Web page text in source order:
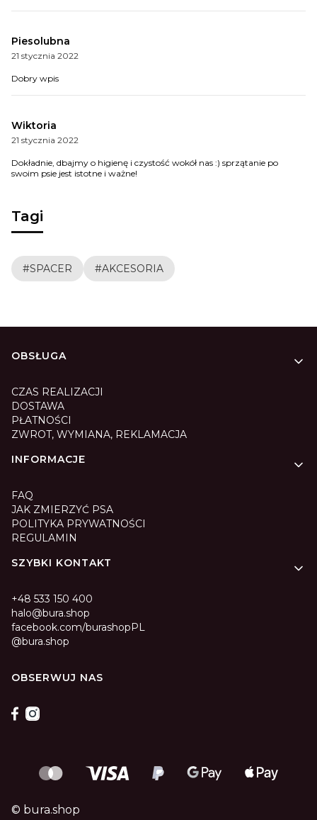
Piesolubna
21 stycznia 2022
Dobry wpis
Wiktoria
21 stycznia 2022
Dokładnie, dbajmy o higienę i czystość wokół nas :) sprzątanie po
swoim psie jest istotne i ważne!
Tagi
#SPACER #AKCESORIA
Linki w stopce
OBSŁUGA
CZAS REALIZACJI
DOSTAWA
PŁATNOŚCI
ZWROT, WYMIANA, REKLAMACJA
INFORMACJE
FAQ
JAK ZMIERZYĆ PSA
POLITYKA PRYWATNOŚCI
REGULAMIN
SZYBKI KONTAKT
+48 533 150 400
halo@bura.shop
facebook.com/burashopPL
@bura.shop
OBSERWUJ NAS
© bura.shop